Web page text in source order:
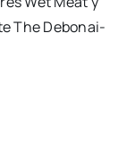
The Debo­nai­